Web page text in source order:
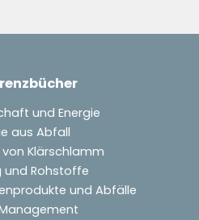
und Energie
aus Abfall
Klärschlamm
und Rohstoffe
und Abfälle